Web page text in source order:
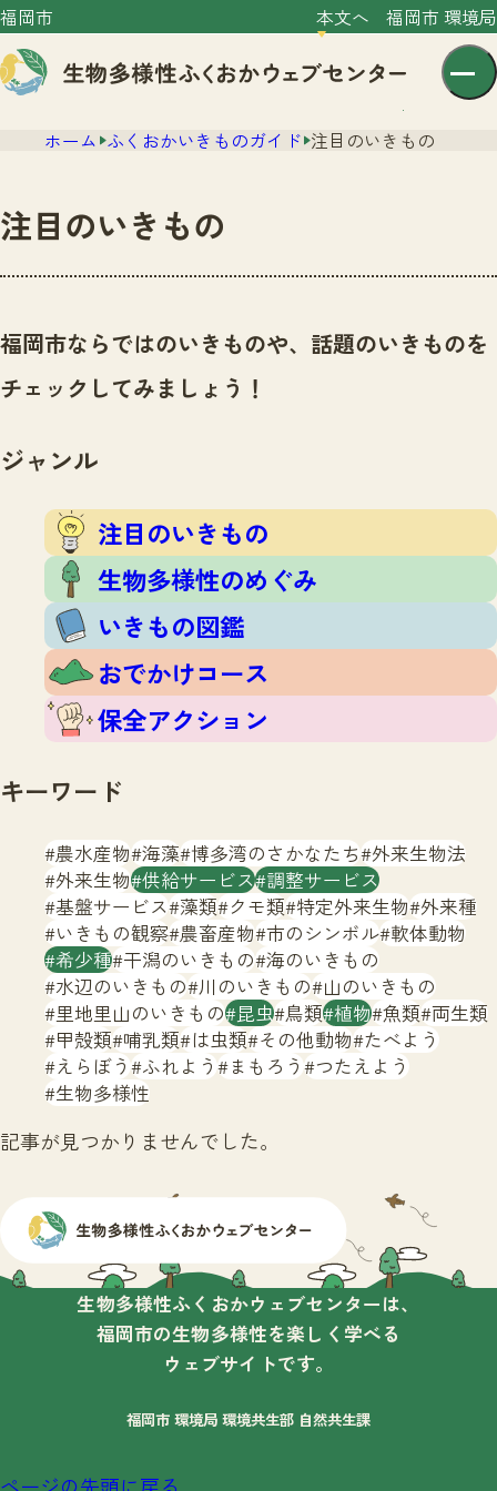
福岡市 本文へ 福岡市 環境局
文字サイズ 小 中 大
センター紹介
センター紹介TOP
サイトポリシー
ニュース
いきものガイド
注目のいきもの
生物多様性のめぐみ
いきもの図鑑
おでかけコース
保全アクション
イベント
いきもの調査隊
調査レポート
調査レポートTOP
調査結果
ふくおかいきものマップ
マッチング
マッチングTOP
掲載申し込みフォーム
お問合せ
生物多様性ふくおかウェブセンターとは
サイトマップ
ホーム ふくおかいきものガイド 注目のいきもの
注目のいきもの
福岡市ならではのいきものや、話題のいきものを
チェックしてみましょう！
ジャンル
注目のいきもの
生物多様性のめぐみ
いきもの図鑑
おでかけコース
保全アクション
キーワード
農水産物 海藻 博多湾のさかなたち 外来生物法
外来生物 供給サービス 調整サービス
基盤サービス 藻類 クモ類 特定外来生物 外来種
いきもの観察 農畜産物 市のシンボル 軟体動物
希少種 干潟のいきもの 海のいきもの
水辺のいきもの 川のいきもの 山のいきもの
里地里山のいきもの 昆虫 鳥類 植物 魚類 両生類
甲殻類 哺乳類 は虫類 その他動物 たべよう
えらぼう ふれよう まもろう つたえよう
生物多様性
記事が見つかりませんでした。
生物多様性ふくおかウェブセンターは、
福岡市の生物多様性を楽しく学べる
ウェブサイトです。
福岡市 環境局 環境共生部 自然共生課